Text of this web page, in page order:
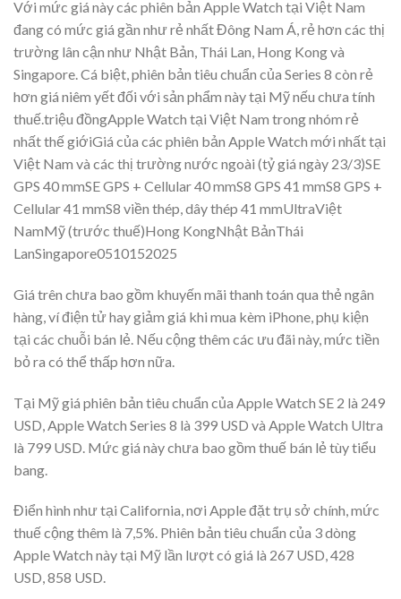
Với mức giá này các phiên bản Apple Watch tại Việt Nam
đang có mức giá gần như rẻ nhất Đông Nam Á, rẻ hơn các thị
trường lân cận như Nhật Bản, Thái Lan, Hong Kong và
Singapore. Cá biệt, phiên bản tiêu chuẩn của Series 8 còn rẻ
hơn giá niêm yết đối với sản phẩm này tại Mỹ nếu chưa tính
thuế.triệu đồngApple Watch tại Việt Nam trong nhóm rẻ
nhất thế giớiGiá của các phiên bản Apple Watch mới nhất tại
Việt Nam và các thị trường nước ngoài (tỷ giá ngày 23/3)SE
GPS 40 mmSE GPS + Cellular 40 mmS8 GPS 41 mmS8 GPS +
Cellular 41 mmS8 viền thép, dây thép 41 mmUltraViệt
NamMỹ (trước thuế)Hong KongNhật BảnThái
LanSingapore0510152025
Giá trên chưa bao gồm khuyến mãi thanh toán qua thẻ ngân
hàng, ví điện tử hay giảm giá khi mua kèm iPhone, phụ kiện
tại các chuỗi bán lẻ. Nếu cộng thêm các ưu đãi này, mức tiền
bỏ ra có thể thấp hơn nữa.
Tại Mỹ giá phiên bản tiêu chuẩn của Apple Watch SE 2 là 249
USD, Apple Watch Series 8 là 399 USD và Apple Watch Ultra
là 799 USD. Mức giá này chưa bao gồm thuế bán lẻ tùy tiểu
bang.
Điển hình như tại California, nơi Apple đặt trụ sở chính, mức
thuế cộng thêm là 7,5%. Phiên bản tiêu chuẩn của 3 dòng
Apple Watch này tại Mỹ lần lượt có giá là 267 USD, 428
USD, 858 USD.